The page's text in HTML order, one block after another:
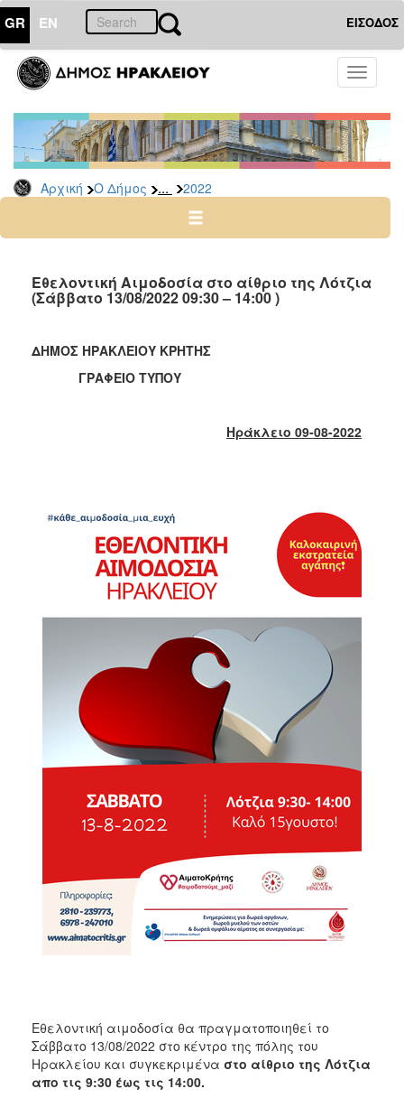
GR EN ΕΙΣΟΔΟΣ
Toggle
Αρχική Ο Δήμος ... 2022
ΔΗΜΟΣ
Δελτία
Τύπου
Αρχείο
2026
2024
2022
2020
2019
2013
2012
2011
2006
Εθελοντική Αιμοδοσία στο αίθριο της Λότζια
(Σάββατο 13/08/2022 09:30 – 14:00 )
ΔΗΜΟΣ ΗΡΑΚΛΕΙΟΥ ΚΡΗΤΗΣ
ΓΡΑΦΕΙΟ ΤΥΠΟΥ
Ηράκλειο 09-08-2022
Εθελοντική αιμοδοσία θα πραγματοποιηθεί το
Σάββατο 13/08/2022 στο κέντρο της πόλης του
Ηρακλείου και συγκεκριμένα στο αίθριο της Λότζια
απο τις 9:30 έως τις 14:00.